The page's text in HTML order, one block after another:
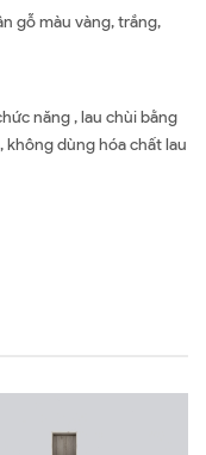
gỗ màu vàng, trắng,
năng , lau chùi bằng
không dùng hóa chất lau